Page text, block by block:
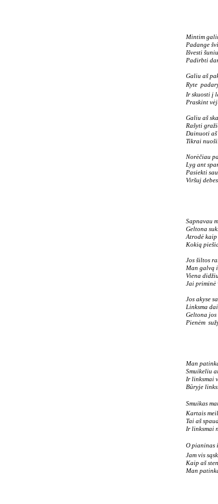
Mintim
Padange
Išvesti
Padirbti
Galiu aš
Ryte 
Ir skuosti į
Praskint
Galiu aš
Rašyti
Dainuoti aš
Tikrai
Norėčiau
Lyg ant
Pasiekti
Viršuj
Sapnavau
Geltona
Atrodė kaip
Kokią
Jos šiltos
Man galvą
Viena
Jai priminė
Jos akyse
Linksma
Geltona jos
Pienėm
Man
Smuikeliu
Ir linksmai
Būryje
Smuikas
Kartais
Tai aš
Ir linksmai
O pianinas
Jam vis
Kaip aš
Man